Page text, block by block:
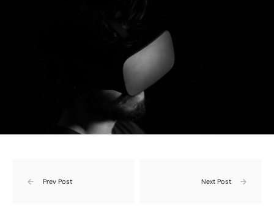
Prev Post Next Post